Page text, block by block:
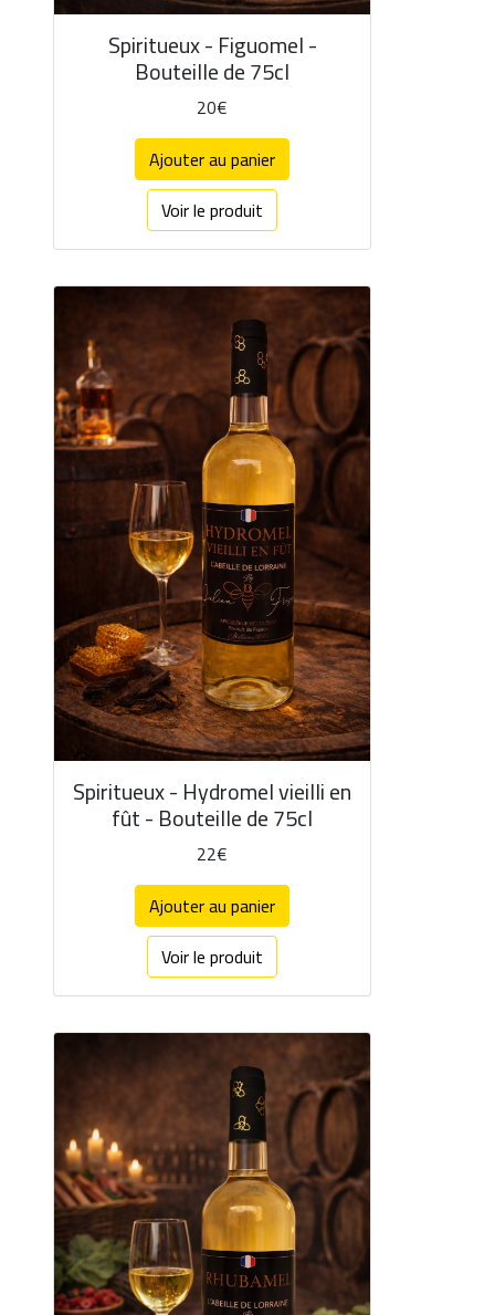
Spiritueux - Figuomel -
Bouteille de 75cl
20€
Ajouter au panier
Voir le produit
Spiritueux - Hydromel vieilli en
fût - Bouteille de 75cl
22€
Ajouter au panier
Voir le produit